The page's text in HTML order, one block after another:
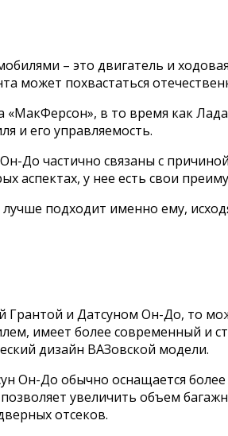
– это двигатель и
может похвастаться
«МакФерсон», в то время как
и его управляемость.
До частично связаны с
аспектах, у нее есть свои
подходит именно ему,
Грантой и Датсуном Он-До, то
имеет более современный
дизайн ВАЗовской модели.
Он-До обычно оснащается
увеличить объем
отсеков.